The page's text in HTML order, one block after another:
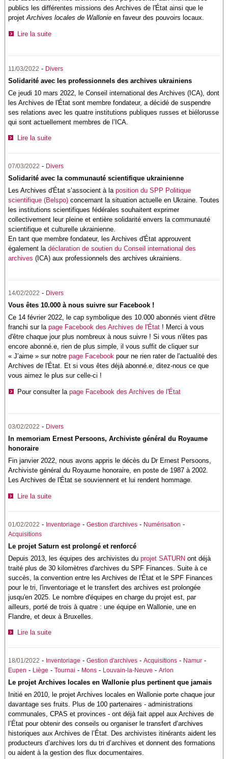
publics les différentes missions des Archives de l'État ainsi que le
projetArchives locales de Wallonie en faveur des pouvoirs locaux.
Lire la suite
11/03/2022 - Divers
Solidarité avec les professionnels des archives ukrainiens
Ce jeudi 10 mars 2022, le Conseil international des Archives (ICA), dont
les Archives de l'État sont membre fondateur, a décidé de suspendre
ses relations avec les quatre institutions publiques russes et biélorusse
qui sont actuellement membres de l’ICA.
Lire la suite
07/03/2022 - Divers
Solidarité avec la communauté scientifique ukrainienne
Les Archives d'État s’associent à laposition du SPP Politique
scientifique (Belspo) concernant la situation actuelle en Ukraine. Toutes
les institutions scientifiques fédérales souhaitent exprimer
collectivement leur pleine et entière solidarité envers la communauté
scientifique et culturelle ukrainienne.
En tant que membre fondateur, les Archives d'État approuvent
également ladéclaration de soutien du Conseil international des
archives (ICA) aux professionnels des archives ukrainiens.
14/02/2022 - Divers
Vous êtes 10.000 à nous suivre sur Facebook !
Ce 14 février 2022, le cap symbolique des 10.000 abonnés vient d'être
franchi sur lapage Facebook des Archives de l'État ! Merci à vous
d'être chaque jour plus nombreux à nous suivre ! Si vous n'êtes pas
encore abonné.e, rien de plus simple, il vous suffit de cliquer sur
« J’aime » sur notrepage Facebook pour ne rien rater de l'actualité des
Archives de l'État. Et si vous êtes déjà abonné.e,ditez-nous ce que
vous aimez le plus sur celle-ci !
Pour consulter lapage Facebook des Archives de l'État
03/02/2022 - Divers
In memoriam Ernest Persoons, Archiviste général du Royaume
honoraire
Fin janvier 2022, nous avons appris le décès du Dr Ernest Persoons,
Archiviste général du Royaume honoraire, en poste de 1987 à 2002.
Les Archives de l'État se souviennent et lui rendent hommage.
Lire la suite
01/02/2022 - Inventoriage -Gestion d'archives - Numérisation -
Acquisitions
Le projet Saturn est prolongé et renforcé
Depuis 2013, les équipes des archivistes duprojet SATURN ont déjà
traité plus de 30 kilomètres d'archives du SPF Finances. Suite à ce
succès, la convention entre les Archives de l'État et le SPF Finances
pour le tri, l'inventoriage et le transfert des archives est prolongée
jusqu'en 2025. Le nombre d'équipes en charge du projet est, par
ailleurs, porté de trois à quatre : une équipe en Wallonie, une en
Flandre, et deux à Bruxelles.
Lire la suite
18/01/2022 - Inventoriage -Gestion d'archives -Acquisitions - Namur -
Eupen - Liège - Tournai - Mons - Louvain-la-Neuve -Arlon
Le projet Archives locales en Wallonie plus pertinent que jamais
Initié en 2010, le projet Archives locales en Wallonie porte chaque jour
davantage ses fruits. Plus de 100 partenaires - administrations
communales, CPAS et provinces - ont déjà fait appel aux Archives de
l’État pour obtenir des conseils ou organiser le transfert d’archives
historiques aux Archives de l’État. Des archivistes itinérants aident les
producteurs d’archives lors du tri d’archives et donnent des formations
ou aident à la gestion des flux documentaires.